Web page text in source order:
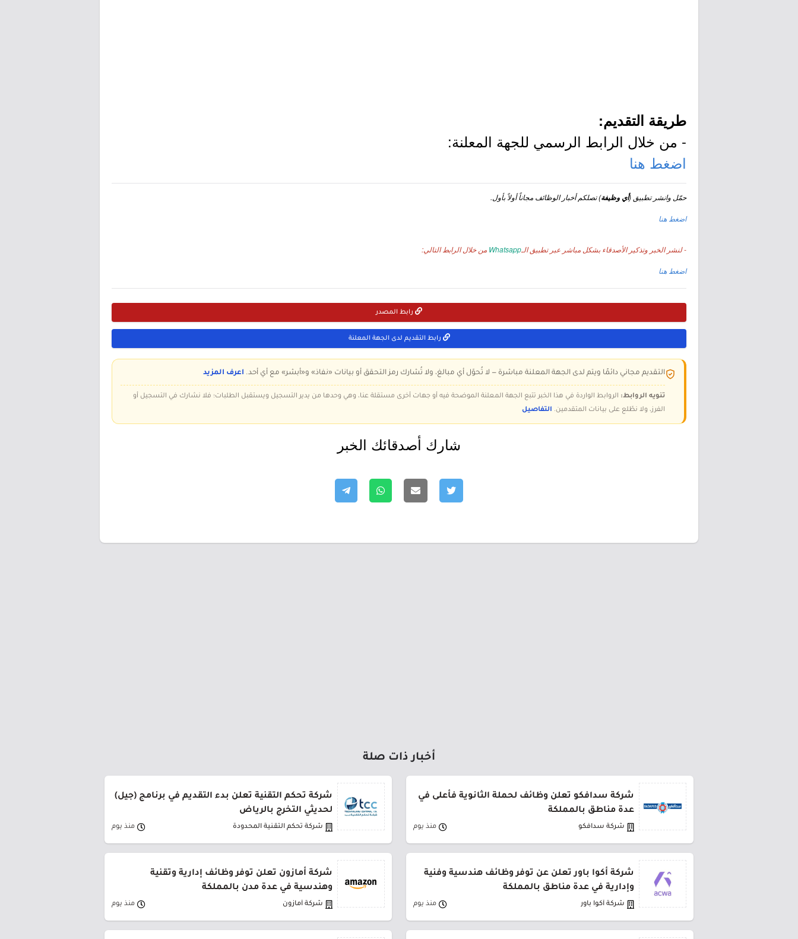
طريقة التقديم:
- من خلال الرابط الرسمي للجهة المعلنة:
اضغط هنا
حمّل وانشر تطبيق (أي وظيفة) تصلكم أخبار الوظائف مجاناً أولاً بأول.
اضغط هنا
- لنشر الخبر وتذكير الأصدقاء بشكل مباشر عبر تطبيق الـ Whatsapp من خلال الرابط التالي:
اضغط هنا
رابط المصدر
رابط التقديم لدى الجهة المعلنة
التقديم مجاني دائمًا ويتم لدى الجهة المعلنة مباشرة — لا تُحوّل أي مبالغ، ولا تُشارك رمز التحقق أو بيانات «نفاذ» و«أبشر» مع أي أحد. اعرف المزيد
تنويه الروابط: الروابط الواردة في هذا الخبر تتبع الجهة المعلنة الموضحة فيه أو جهات أخرى مستقلة عنا، وهي وحدها من يدير التسجيل ويستقبل الطلبات؛ فلا نشارك في التسجيل أو
الفرز، ولا نطّلع على بيانات المتقدمين. التفاصيل
شارك أصدقائك الخبر
أخبار ذات صلة
شركة سدافكو تعلن وظائف لحملة الثانوية فأعلى في
عدة مناطق بالمملكة
شركة سدافكو منذ يوم
شركة تحكم التقنية تعلن بدء التقديم في برنامج (جيل)
لحديثي التخرج بالرياض
شركة تحكم التقنية المحدودة منذ يوم
شركة أكوا باور تعلن عن توفر وظائف هندسية وفنية
وإدارية في عدة مناطق بالمملكة
شركة أكوا باور منذ يوم
شركة أمازون تعلن توفر وظائف إدارية وتقنية
وهندسية في عدة مدن بالمملكة
شركة أمازون منذ يوم